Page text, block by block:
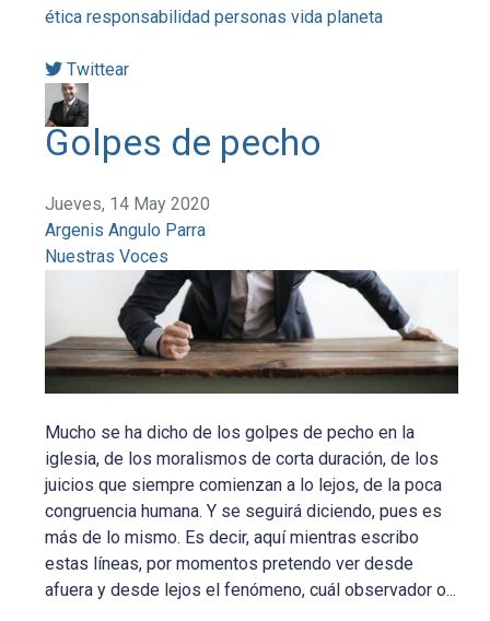
ética responsabilidad personas vida planeta
Twittear
Golpes de pecho
Jueves, 14 May 2020
Argenis Angulo Parra
Nuestras Voces
Mucho se ha dicho de los golpes de pecho en la
iglesia, de los moralismos de corta duración, de los
juicios que siempre comienzan a lo lejos, de la poca
congruencia humana. Y se seguirá diciendo, pues es
más de lo mismo. Es decir, aquí mientras escribo
estas líneas, por momentos pretendo ver desde
afuera y desde lejos el fenómeno, cuál observador o...